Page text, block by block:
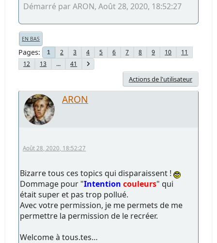
Démarré par ARON, Août 28, 2020, 18:52:27
EN BAS
Pages 1 2 3 4 5 6 7 8 9 10
11
12
13 ... 41
Actions de l'utilisateur
ARON
Août 28, 2020, 18:52:27
Bizarre tous ces topics qui disparaissent !
Dommage pour "Intention couleurs" qui
était super et pas trop pollué.
Avec votre permission, je me permets de me
permettre la permission de le recréer.
Welcome à tous.tes…